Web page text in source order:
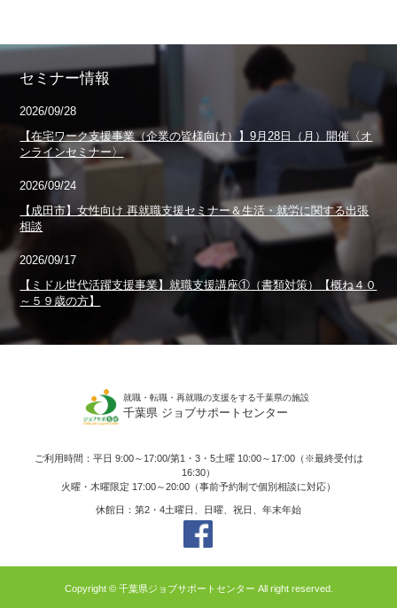
セミナー情報
2026/09/28
【在宅ワーク支援事業（企業の皆様向け）】9月28日（月）開催〈オ
ンラインセミナー〉
2026/09/24
【成田市】女性向け 再就職支援セミナー＆生活・就労に関する出張
相談
2026/09/17
【ミドル世代活躍支援事業】就職支援講座①（書類対策）【概ね４０
～５９歳の方】
就職・転職・再就職の支援をする千葉県の施設
千葉県 ジョブサポートセンター
ご利用時間：平日 9:00～17:00/第1・3・5土曜 10:00～17:00（※最終受付は
16:30）
火曜・木曜限定 17:00～20:00（事前予約制で個別相談に対応）
休館日：第2・4土曜日、日曜、祝日、年末年始
Copyright © 千葉県ジョブサポートセンター All right reserved.